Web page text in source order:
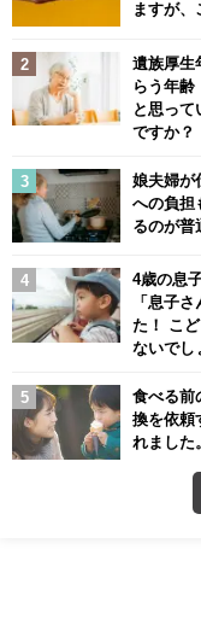
ますが、
遺族厚生
らう年齢
と思って
ですか？
娘夫婦が
への負担
るのが普
4歳の息
「息子
た！ こ
ないでし
食べる前
換を依頼
れました